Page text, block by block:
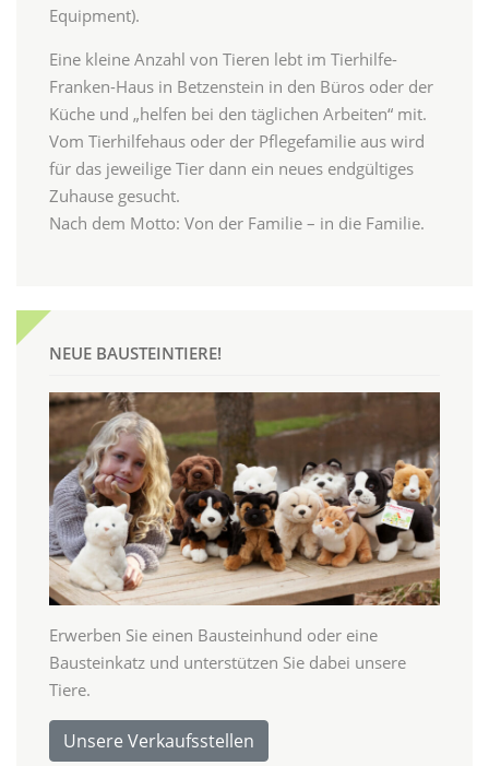
Equipment).
Eine kleine Anzahl von Tieren lebt im Tierhilfe-
Franken-Haus in Betzenstein in den Büros oder der
Küche und „helfen bei den täglichen Arbeiten“ mit.
Vom Tierhilfehaus oder der Pflegefamilie aus wird
für das jeweilige Tier dann ein neues endgültiges
Zuhause gesucht.
Nach dem Motto: Von der Familie – in die Familie.
NEUE BAUSTEINTIERE!
Erwerben Sie einen Bausteinhund oder eine
Bausteinkatz und unterstützen Sie dabei unsere
Tiere.
Unsere Verkaufsstellen